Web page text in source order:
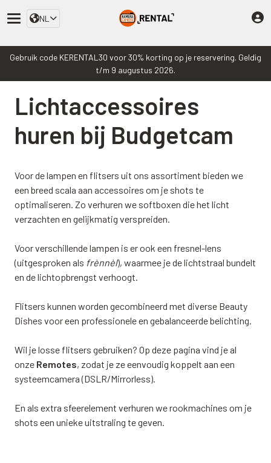
NL
Gebruik code KERENTAL30 voor 30% korting op je reservering. Geldig
t/m 9 augustus 2026.
Lichtaccessoires
huren bij Budgetcam
Voor de lampen en flitsers uit ons assortiment bieden we
een breed scala aan accessoires om je shots te
optimaliseren. Zo verhuren we softboxen die het licht
verzachten en gelijkmatig verspreiden.
Voor verschillende lampen is er ook een fresnel-lens
(uitgesproken als frènnèl), waarmee je de lichtstraal bundelt
en de lichtopbrengst verhoogt.
Flitsers kunnen worden gecombineerd met diverse Beauty
Dishes voor een professionele en gebalanceerde belichting.
Wil je losse flitsers gebruiken? Op deze pagina vind je al
onze Remotes, zodat je ze eenvoudig koppelt aan een
systeemcamera (DSLR/Mirrorless).
En als extra sfeerelement verhuren we rookmachines om je
shots een unieke uitstraling te geven.